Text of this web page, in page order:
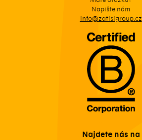
Napište nám
info@zatisigroup.cz
Najdete nás na